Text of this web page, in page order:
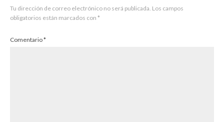
Tu dirección de correo electrónico no será publicada. Los campos
obligatorios están marcados con *
Comentario*